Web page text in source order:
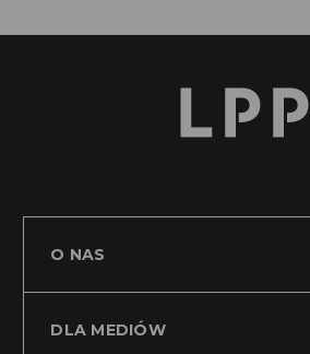
O NAS
DLA MEDIÓW